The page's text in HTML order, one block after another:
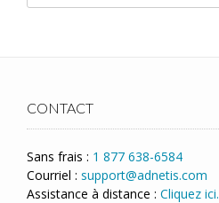
CONTACT
Sans frais : 1 877 638-6584
Courriel : support@adnetis.com
Assistance à distance : Cliquez ici.